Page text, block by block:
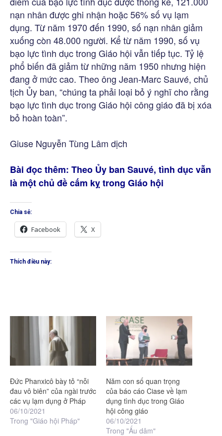
nạn nhân được ghi nhận hoặc 56% số vụ lạm
dụng. Từ năm 1970 đến 1990, số nạn nhân giảm
xuống còn 48.000 người. Kể từ năm 1990, số vụ
bạo lực tình dục trong Giáo hội vẫn tiếp tục. Tỷ lệ
phổ biến đã giảm từ những năm 1950 nhưng hiện
đang ở mức cao. Theo ông Jean-Marc Sauvé, chủ
tịch Ủy ban, “chúng ta phải loại bỏ ý nghĩ cho rằng
bạo lực tình dục trong Giáo hội công giáo đã bị xóa
bỏ hoàn toàn”.
Giuse Nguyễn Tùng Lâm dịch
Bài đọc thêm: Theo Ủy ban Sauvé, tình dục vẫn
là một chủ đề cấm kỵ trong Giáo hội
Chia sẻ:
Facebook X
Thích điều này:
Đức Phanxicô bày tỏ “nỗi
đau vô biên” của ngài trước
các vụ lạm dụng ở Pháp
06/10/2021
Trong "Giáo hội Pháp"
Năm con số quan trọng
của báo cáo Ciase về lạm
dụng tình dục trong Giáo
hội công giáo
06/10/2021
Trong "Ấu dâm"